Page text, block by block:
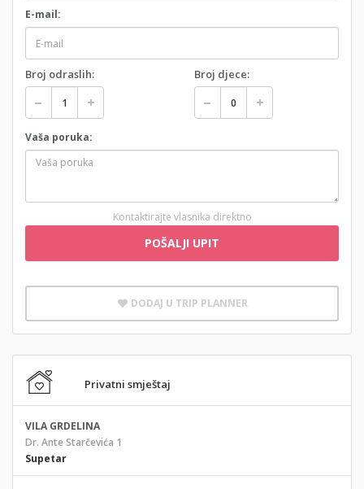
E-mail:
Broj odraslih: Broj djece:
Vaša poruka:
Kontaktirajte vlasnika direktno
POŠALJI UPIT
DODAJ U TRIP PLANNER
Privatni smještaj
VILA GRDELINA
Dr. Ante Starčevića 1
Supetar